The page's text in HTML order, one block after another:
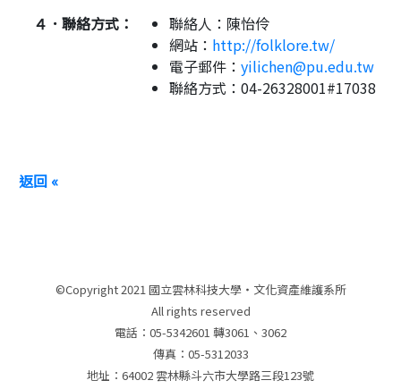
４．聯絡方式：
聯絡人：陳怡伶
網站： http://folklore.tw/
電子郵件： yilichen@pu.edu.tw
聯絡方式：04-26328001#17038
返回 «
©Copyright 2021 國立雲林科技大學‧文化資產維護系所
All rights reserved
電話：05-5342601 轉3061、3062
傳真：05-5312033
地址：64002 雲林縣斗六市大學路三段123號